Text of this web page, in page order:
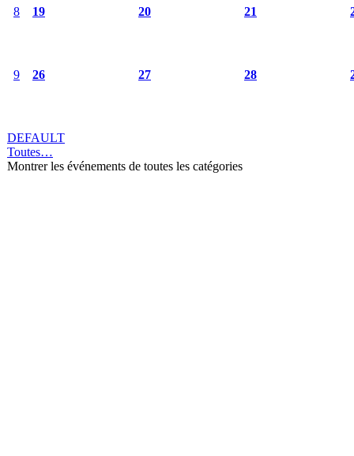
8 19 20 21
9 26 27 28
DEFAULT
Toutes…
Montrer les événements de toutes les catégories